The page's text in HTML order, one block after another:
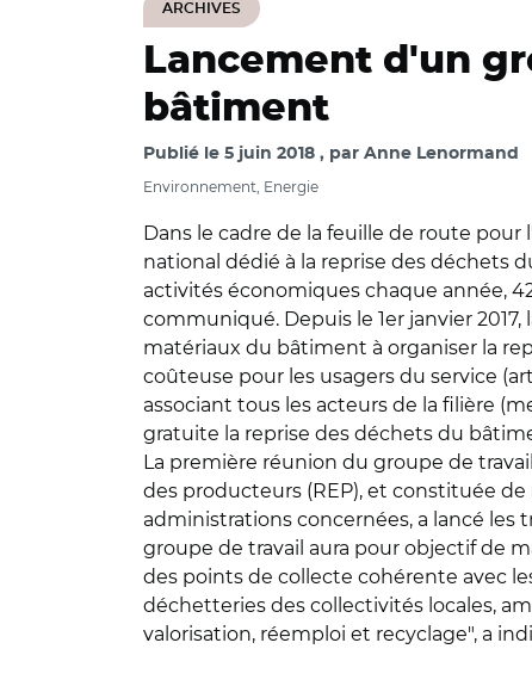
ARCHIVES
Lancement d'un
bâtiment
Publié le 5 juin 2018 par Anne Lenormand
Environnement, Energie
Dans le cadre de la feuille de route
national dédié à la reprise des déchets
activités économiques chaque année,
communiqué. Depuis le 1er janvier
matériaux du bâtiment à organiser la
coûteuse pour les usagers du service
associant tous les acteurs de la filière
gratuite la reprise des déchets du
La première réunion du groupe de
des producteurs (REP), et constituée
administrations concernées, a lancé les
groupe de travail aura pour objectif de
des points de collecte cohérente avec
déchetteries des collectivités locales,
valorisation, réemploi et recyclage", a